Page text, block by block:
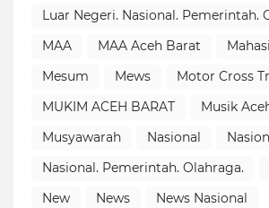
Luar Negeri. Nasional. Pemerintah.
MAA
MAA Aceh Barat
Mesum
Mews Motor Cross
MUKIM ACEH BARAT
Musik
Musyawarah
Nasional
Nasional. Pemerintah. Olahraga.
New
News
News Nasional